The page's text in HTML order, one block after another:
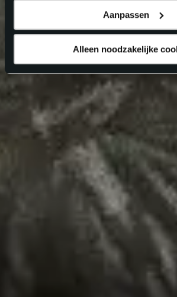
Aanpassen
Alleen noodzakelijke